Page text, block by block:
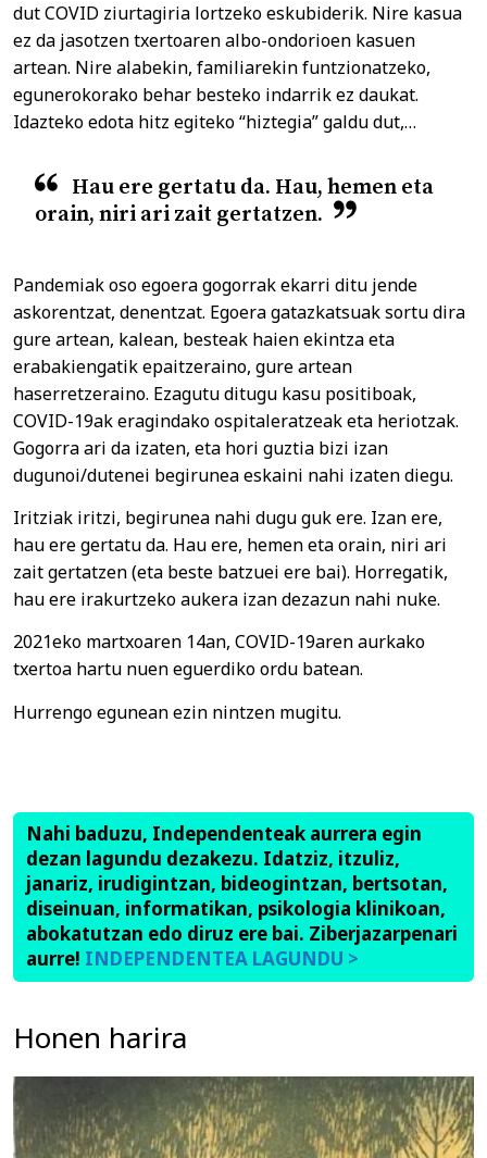
dut COVID ziurtagiria lortzeko eskubiderik. Nire kasua
ez da jasotzen txertoaren albo-ondorioen kasuen
artean. Nire alabekin, familiarekin funtzionatzeko,
egunerokorako behar besteko indarrik ez daukat.
Idazteko edota hitz egiteko “hiztegia” galdu dut,…
Hau ere gertatu da. Hau, hemen eta
orain, niri ari zait gertatzen.
Pandemiak oso egoera gogorrak ekarri ditu jende
askorentzat, denentzat. Egoera gatazkatsuak sortu dira
gure artean, kalean, besteak haien ekintza eta
erabakiengatik epaitzeraino, gure artean
haserretzeraino. Ezagutu ditugu kasu positiboak,
COVID-19ak eragindako ospitaleratzeak eta heriotzak.
Gogorra ari da izaten, eta hori guztia bizi izan
dugunoi/dutenei begirunea eskaini nahi izaten diegu.
Iritziak iritzi, begirunea nahi dugu guk ere. Izan ere,
hau ere gertatu da. Hau ere, hemen eta orain, niri ari
zait gertatzen (eta beste batzuei ere bai). Horregatik,
hau ere irakurtzeko aukera izan dezazun nahi nuke.
2021eko martxoaren 14an, COVID-19aren aurkako
txertoa hartu nuen eguerdiko ordu batean.
Hurrengo egunean ezin nintzen mugitu.
Nahi baduzu, Independenteak aurrera egin
dezan lagundu dezakezu. Idatziz, itzuliz,
janariz, irudigintzan, bideogintzan, bertsotan,
diseinuan, informatikan, psikologia klinikoan,
abokatutzan edo diruz ere bai. Ziberjazarpenari
aurre! INDEPENDENTEA LAGUNDU >
Honen harira